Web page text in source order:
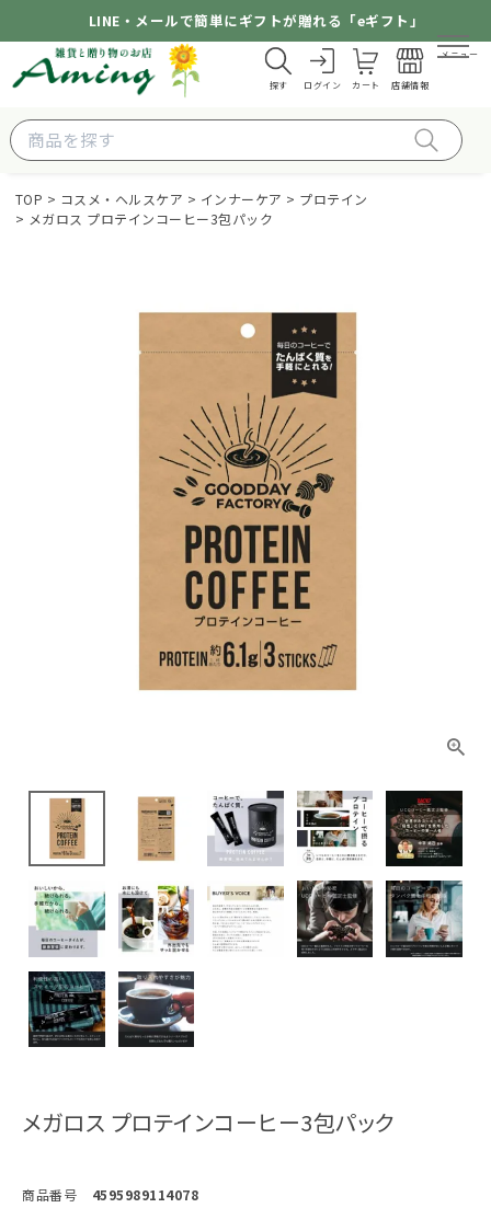
LINE・メールで簡単にギフトが贈れる「eギフト」
探す ログイン カート 店舗情報
メニュー
TOP コスメ・ヘルスケア インナーケア
プロテイン
メガロス プロテインコーヒー3包パック
メガロス プロテインコーヒー3包パック
商品番号 4595989114078